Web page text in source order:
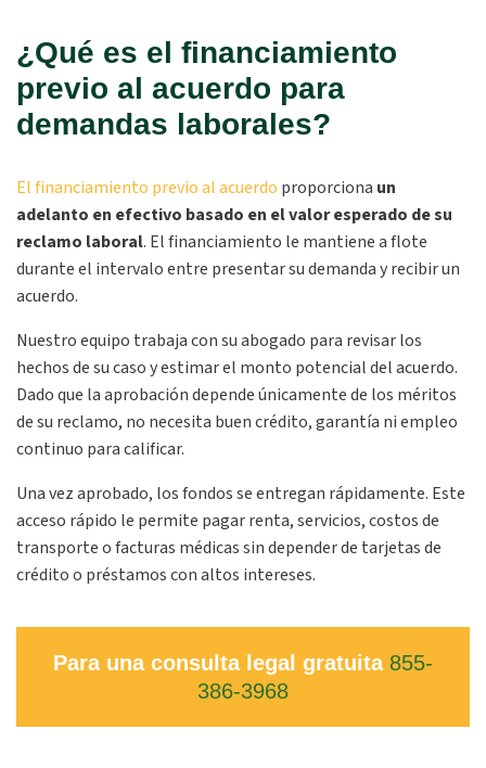
¿Qué es el financiamiento
previo al acuerdo para
demandas laborales?
El financiamiento previo al acuerdo proporciona un
adelanto en efectivo basado en el valor esperado de su
reclamo laboral. El financiamiento le mantiene a flote
durante el intervalo entre presentar su demanda y recibir un
acuerdo.
Nuestro equipo trabaja con su abogado para revisar los
hechos de su caso y estimar el monto potencial del acuerdo.
Dado que la aprobación depende únicamente de los méritos
de su reclamo, no necesita buen crédito, garantía ni empleo
continuo para calificar.
Una vez aprobado, los fondos se entregan rápidamente. Este
acceso rápido le permite pagar renta, servicios, costos de
transporte o facturas médicas sin depender de tarjetas de
crédito o préstamos con altos intereses.
Para una consulta legal gratuita 855-
386-3968